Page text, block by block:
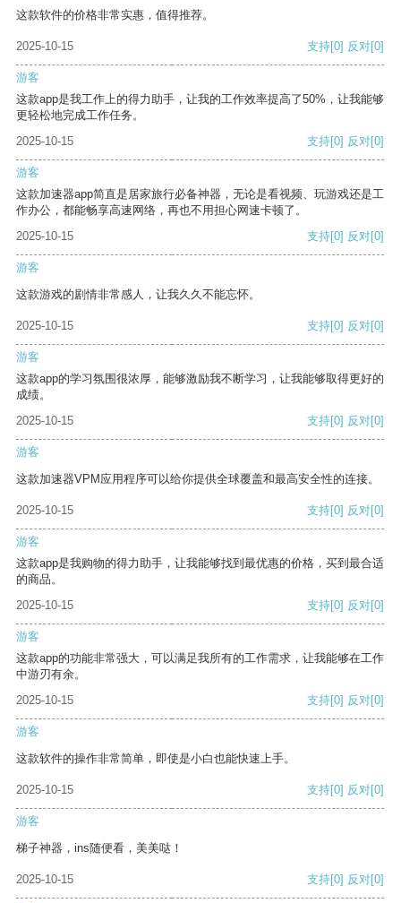
这款软件的价格非常实惠，值得推荐。
2025-10-15 支持[0] 反对[0]
游客
这款app是我工作上的得力助手，让我的工作效率提高了50%，让我能够
更轻松地完成工作任务。
2025-10-15
支持[0] 反对[0]
游客
这款加速器app简直是居家旅行必备神器，无论是看视频、玩游戏还是工
作办公，都能畅享高速网络，再也不用担心网速卡顿了。
2025-10-15
支持[0] 反对[0]
游客
这款游戏的剧情非常感人，让我久久不能忘怀。
2025-10-15 支持[0] 反对[0]
游客
这款app的学习氛围很浓厚，能够激励我不断学习，让我能够取得更好的
成绩。
2025-10-15
支持[0] 反对[0]
游客
这款加速器VPM应用程序可以给你提供全球覆盖和最高安全性的连接。
2025-10-15 支持[0] 反对[0]
游客
这款app是我购物的得力助手，让我能够找到最优惠的价格，买到最合适
的商品。
2025-10-15
支持[0] 反对[0]
游客
这款app的功能非常强大，可以满足我所有的工作需求，让我能够在工作
中游刃有余。
2025-10-15
支持[0] 反对[0]
游客
这款软件的操作非常简单，即使是小白也能快速上手。
2025-10-15 支持[0] 反对[0]
游客
梯子神器，ins随便看，美美哒！
2025-10-15 支持[0] 反对[0]